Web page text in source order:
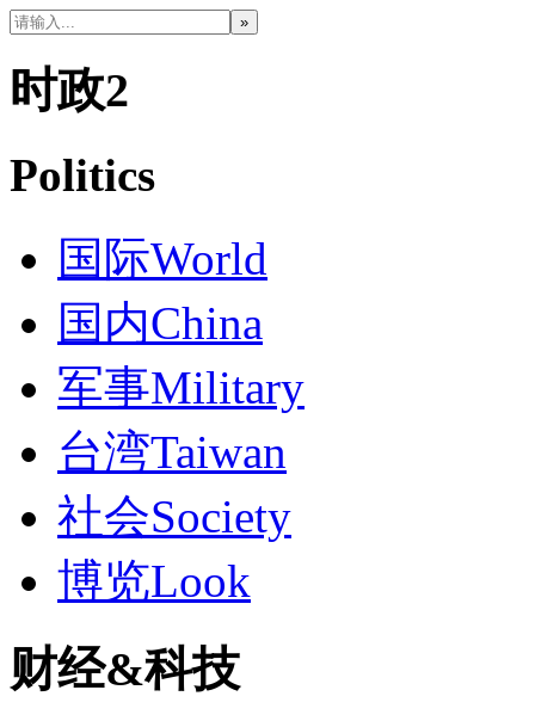
时政2
Politics
国际World
国内China
军事Military
台湾Taiwan
社会Society
博览Look
财经&科技